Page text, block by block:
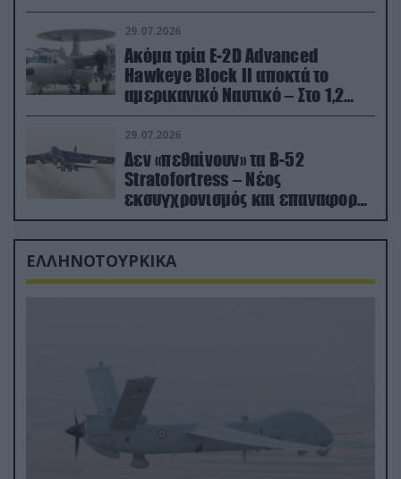
29.07.2026
Ακόμα τρία E-2D Advanced
Hawkeye Block II αποκτά το
αμερικανικό Ναυτικό – Στο 1,2
δισ.δολάρια το κόστος
29.07.2026
Δεν «πεθαίνουν» τα Β-52
Stratofortress – Νέος
εκσυγχρονισμός και επαναφορά
από τα «νεκροταφεία»
ΕΛΛΗΝΟΤΟΥΡΚΙΚΑ